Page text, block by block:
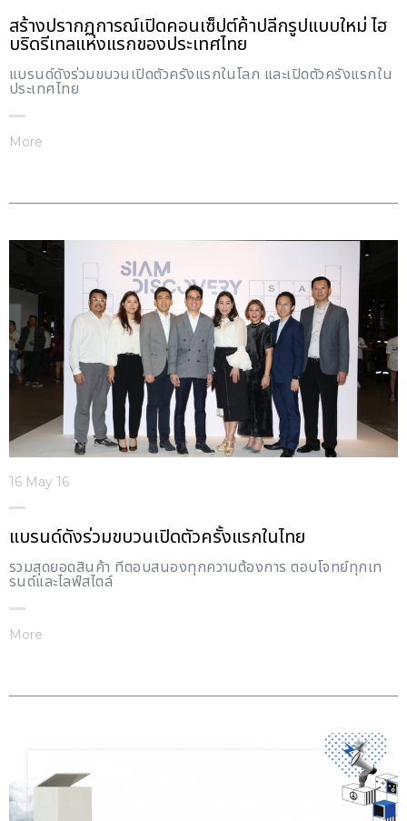
สร้างปรากฏการณ์เปิดคอนเซ็ปต์ค้าปลีกรูปแบบใหม่ ไฮ
บริดรีเทลแห่งแรกของประเทศไทย
แบรนด์ดังร่วมขบวนเปิดตัวครั้งแรกในโลก และเปิดตัวครั้งแรกใน
ประเทศไทย
More
16 May 16
แบรนด์ดังร่วมขบวนเปิดตัวครั้งแรกในไทย
รวมสุดยอดสินค้า ที่ตอบสนองทุกความต้องการ ตอบโจทย์ทุกเท
รนด์และไลฟ์สไตล์
More